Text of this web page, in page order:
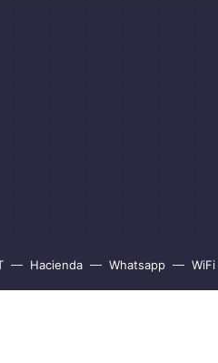
Hacienda Whatsapp WiFi